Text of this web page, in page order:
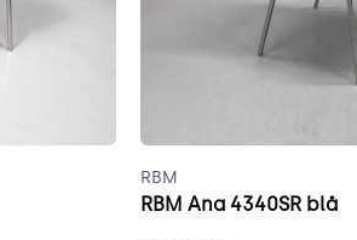
RBM
RBM Ana 4340SR blå